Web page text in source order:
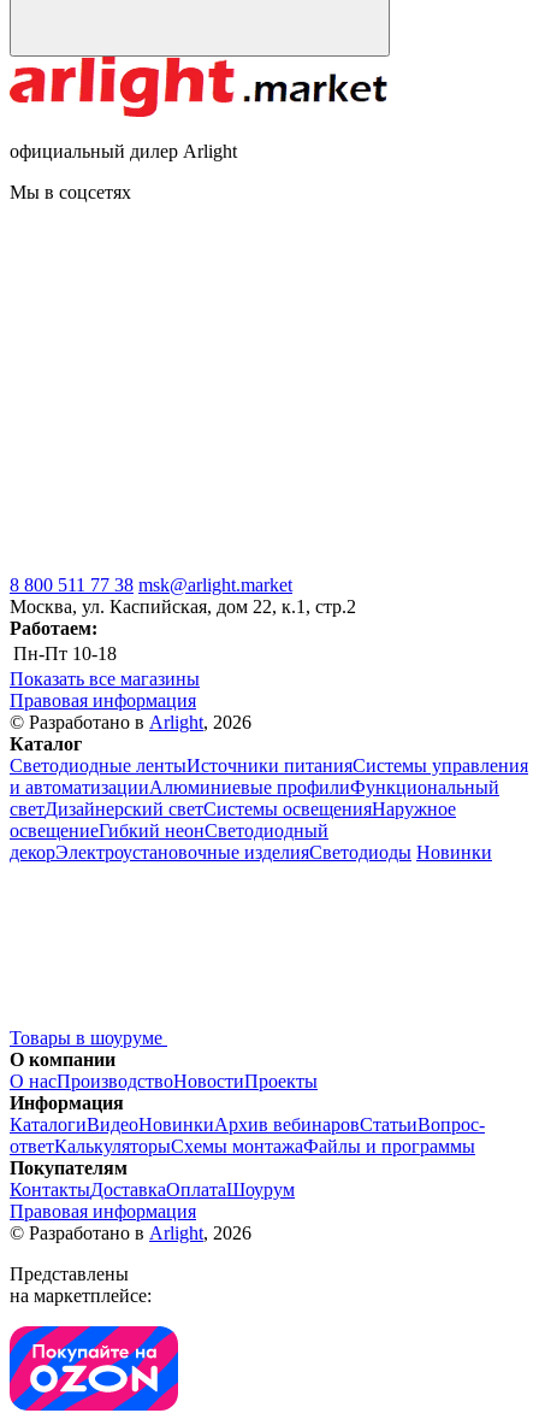
официальный дилер Arlight
Мы в соцсетях
8 800 511 77 38 msk@arlight.market
Москва, ул. Каспийская, дом 22, к.1, стр.2
Работаем:
Пн-Пт 10-18
Показать все магазины
Правовая информация
© Разработано в Arlight, 2026
Каталог
Светодиодные лентыИсточники питанияСистемы управления
и автоматизацииАлюминиевые профилиФункциональный
светДизайнерский светСистемы освещенияНаружное
освещениеГибкий неонСветодиодный
декорЭлектроустановочные изделияСветодиоды Новинки
Товары в шоуруме
О компании
О насПроизводствоНовостиПроекты
Информация
КаталогиВидеоНовинкиАрхив вебинаровСтатьиВопрос-
ответКалькуляторыСхемы монтажаФайлы и программы
Покупателям
КонтактыДоставкаОплатаШоурум
Правовая информация
© Разработано в Arlight, 2026
Представлены
на маркетплейсе: